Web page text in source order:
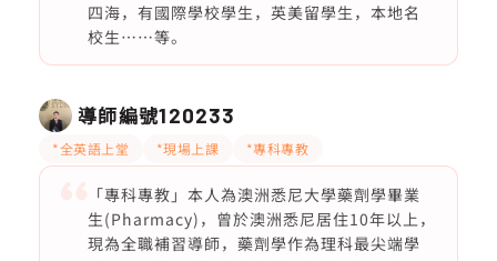
四海，有國際學校學生，英美留學生，本地名
校生⋯⋯等。
導師編號120233
*全英語上堂 *現場上課 *專科專教
「專科專教」本人為澳洲悉尼大學藥劑學畢業
生(Pharmacy)，曾於澳洲悉尼居住10年以上，
現為全職補習導師，藥劑學作為理科最尖端學